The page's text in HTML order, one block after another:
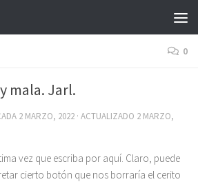
0
mala. Jarl.
2 MARZO, 2022 · ACTUALIZADO 2 MARZO,
vez que escriba por aquí. Claro, puede
cierto botón que nos borraría el cerito